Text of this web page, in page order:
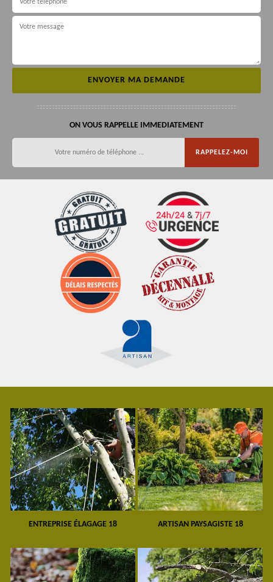
ON VOUS RAPPELLE IMMEDIATEMENT
ENTREPRISE ÉLAGAGE 18 ARTISAN PAYSAGISTE 18